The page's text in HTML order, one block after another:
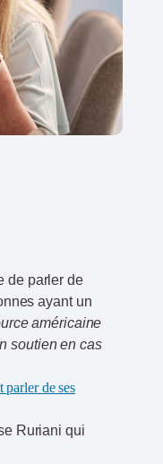
de parler de
ayant un
américaine
soutien en cas
parler de ses
Ruriani qui